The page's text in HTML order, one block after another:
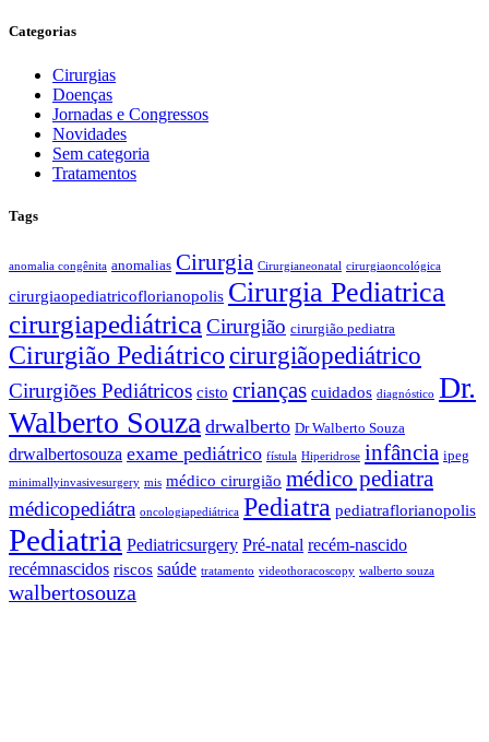
Categorias
Cirurgias
Doenças
Jornadas e Congressos
Novidades
Sem categoria
Tratamentos
Tags
anomalia congênita anomalias Cirurgia Cirurgianeonatal cirurgiaoncológica
cirurgiaopediatricoflorianopolis Cirurgia Pediatrica
cirurgiapediátrica Cirurgião cirurgião pediatra
Cirurgião Pediátrico cirurgiãopediátrico
Cirurgiões Pediátricos cisto crianças cuidados diagnóstico Dr.
Walberto Souza drwalberto Dr Walberto Souza
drwalbertosouza exame pediátrico fístula Hiperidrose infância ipeg
minimallyinvasivesurgery mis médico cirurgião médico pediatra
médicopediátra oncologiapediátrica Pediatra pediatraflorianopolis
Pediatria Pediatricsurgery Pré-natal recém-nascido
recémnascidos riscos saúde tratamento videothoracoscopy walberto souza
walbertosouza